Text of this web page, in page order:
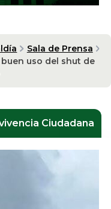
Sala de Prensa
uso del shut de
Ciudadana